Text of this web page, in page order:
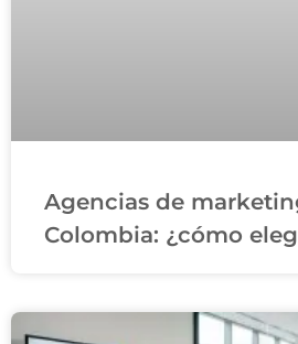
Agencias de
Colombia: ¿cómo